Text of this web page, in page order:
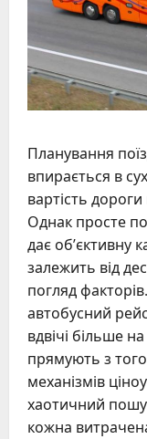
Планування
впирається в
вартість
Однак просте
дає об’єктивну
залежить від
погляд
автобусний
вдвічі більше
прямують з
механізмів
хаотичний
кожна